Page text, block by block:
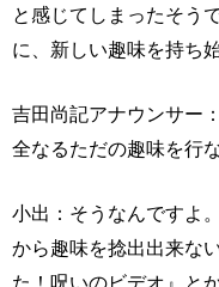
と感じてしまったそう
に、新しい趣味を持ち
吉田尚記アナウンサー
全なるただの趣味を行
小出：そうなんですよ
から趣味を捻出出来な
た！呪いのビデオ』と